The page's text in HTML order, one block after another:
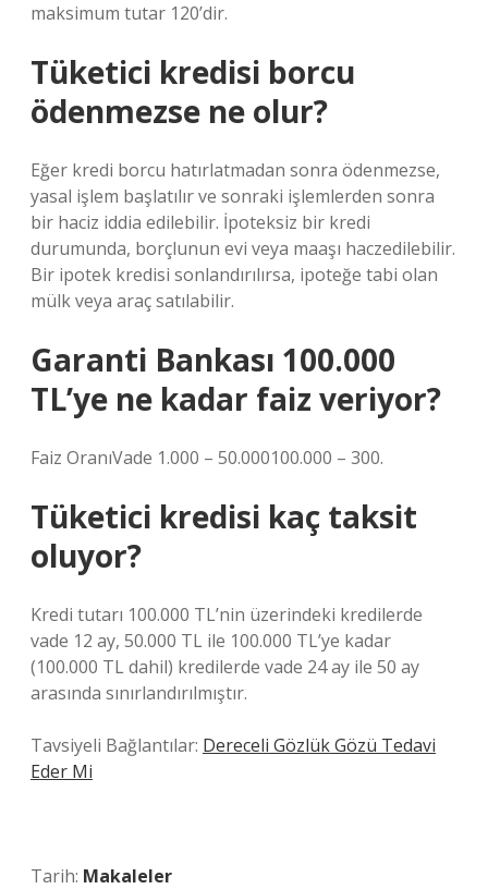
maksimum tutar 120’dir.
Tüketici kredisi borcu
ödenmezse ne olur?
Eğer kredi borcu hatırlatmadan sonra ödenmezse,
yasal işlem başlatılır ve sonraki işlemlerden sonra
bir haciz iddia edilebilir. İpoteksiz bir kredi
durumunda, borçlunun evi veya maaşı haczedilebilir.
Bir ipotek kredisi sonlandırılırsa, ipoteğe tabi olan
mülk veya araç satılabilir.
Garanti Bankası 100.000
TL’ye ne kadar faiz veriyor?
Faiz OranıVade 1.000 – 50.000100.000 – 300.
Tüketici kredisi kaç taksit
oluyor?
Kredi tutarı 100.000 TL’nin üzerindeki kredilerde
vade 12 ay, 50.000 TL ile 100.000 TL’ye kadar
(100.000 TL dahil) kredilerde vade 24 ay ile 50 ay
arasında sınırlandırılmıştır.
Tavsiyeli Bağlantılar: Dereceli Gözlük Gözü Tedavi
Eder Mi
Tarih: Makaleler